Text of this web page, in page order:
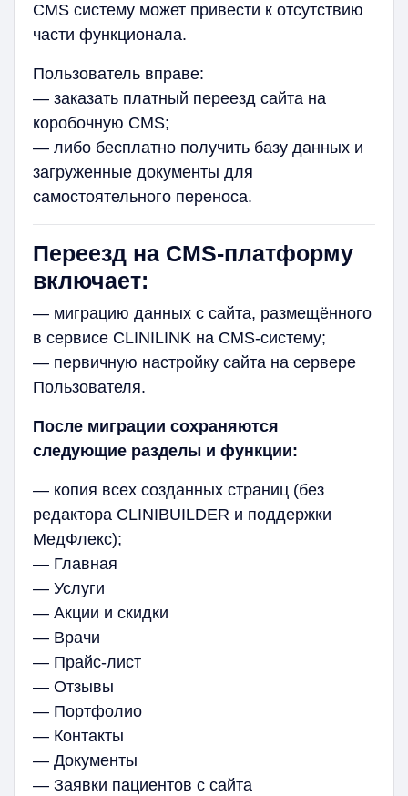
CMS систему может привести к отсутствию
части функционала.
Пользователь вправе:
— заказать платный переезд сайта на
коробочную CMS;
— либо бесплатно получить базу данных и
загруженные документы для
самостоятельного переноса.
Переезд на CMS-платформу
включает:
— миграцию данных с сайта, размещённого
в сервисе CLINILINK на CMS-систему;
— первичную настройку сайта на сервере
Пользователя.
После миграции сохраняются
следующие разделы и функции:
— копия всех созданных страниц (без
редактора CLINIBUILDER и поддержки
МедФлекс);
— Главная
— Услуги
— Акции и скидки
— Врачи
— Прайс-лист
— Отзывы
— Портфолио
— Контакты
— Документы
— Заявки пациентов с сайта